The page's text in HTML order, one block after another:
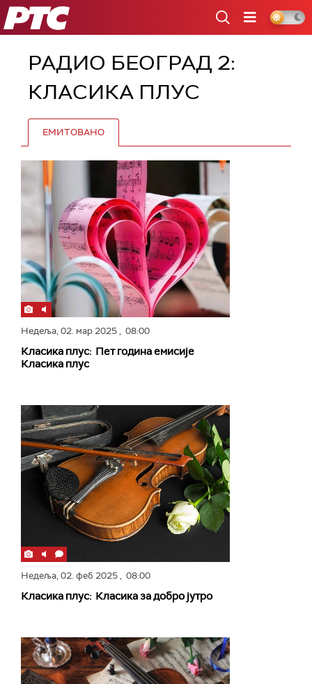
РТС
РАДИО БЕОГРАД 2:
КЛАСИКА ПЛУС
ЕМИТОВАНО
Недеља,02. мар 2025, 08:00
Класика плус: Пет година емисије
Класика плус
Недеља,02. феб 2025, 08:00
Класика плус: Класика за добро јутро